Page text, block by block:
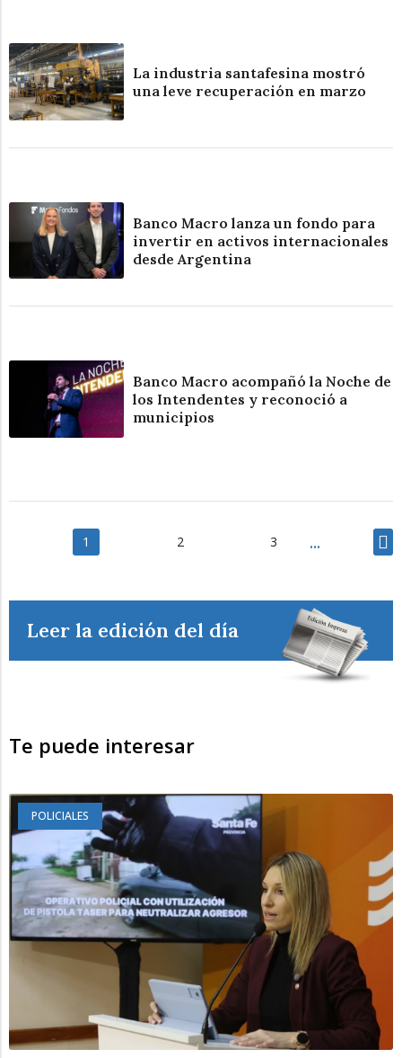
La industria santafesina mostró
una leve recuperación en marzo
Banco Macro lanza un fondo para
invertir en activos internacionales
desde Argentina
Banco Macro acompañó la Noche de
los Intendentes y reconoció a
municipios
1 2 3
Leer la edición del día
Te puede interesar
POLICIALES